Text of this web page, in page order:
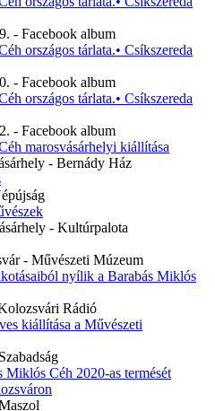
- Facebook album
országos tárlata.• Csíkszereda
- Facebook album
országos tárlata.• Csíkszereda
- Facebook album
marosvásárhelyi kiállítása
- Bernády Ház
- Kultúrpalota
- Művészeti Múzeum
nyílik a Barabás Miklós
Rádió
kiállítása a Művészeti
Miklós Céh 2020-as termését